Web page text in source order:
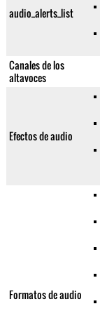
audio_alerts_list
Canales de los
altavoces
Efectos de audio
Formatos de audio